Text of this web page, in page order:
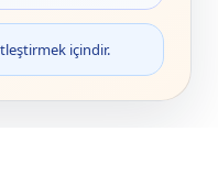
içindir.